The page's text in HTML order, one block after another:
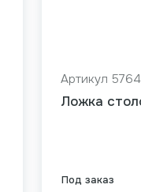
Под заказ
Артикул 5764
Ложка